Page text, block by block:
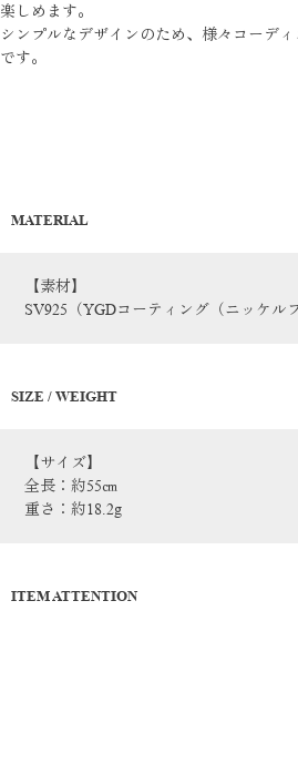
楽しめます。
シンプルなデザインのため、様々コーデ
です。
MATERIAL
【素材】
SV925（YGDコーティング（ニッケル
SIZE / WEIGHT
【サイズ】
全長：約55㎝
重さ：約18.2g
ITEM ATTENTION